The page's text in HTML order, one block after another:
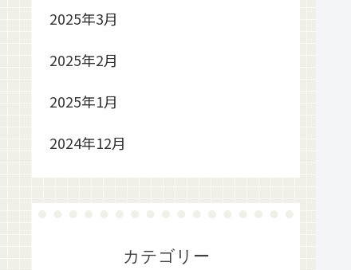
2025年3月
2025年2月
2025年1月
2024年12月
カテゴリー